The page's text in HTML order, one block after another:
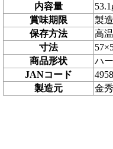
内容量
賞味期限
製
保存方法
高
寸法
商品形状
ハ
JANコード
製造元
金